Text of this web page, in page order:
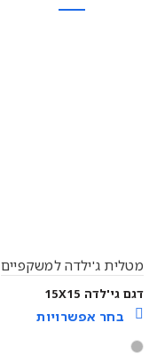
מטלית ג'ילדה למשקפיים
דגם גי'לדה 15X15
בחר אפשרויות